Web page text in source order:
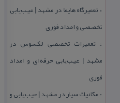
:: تعمیرگاه هایما در مشهد | عیب‌یابی
تخصصی و امداد فوری
:: تعمیرات تخصصی لكسوس در
مشهد | عیب‌یابی حرفه‌ای و امداد
فوری
:: مكانیك سیار در مشهد | عیب‌یابی و